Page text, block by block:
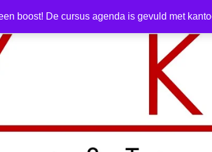
boost! De cursus agenda is gevuld met